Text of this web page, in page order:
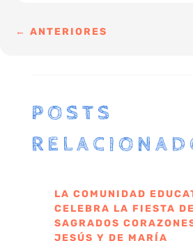
←ANTERIORES
POSTS
LA COMUNIDAD
CELEBRA LA FIESTA
SAGRADOS
JESÚS Y DE MARÍA